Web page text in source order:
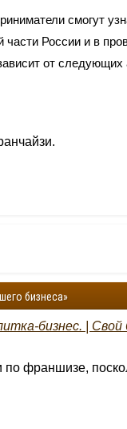
смогут
части России и в
от следующих
бизнеса»
бизнес. | Свой
по франшизе,